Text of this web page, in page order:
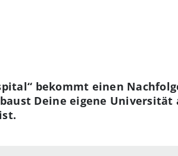
bekommt einen
Deine eigene Universität